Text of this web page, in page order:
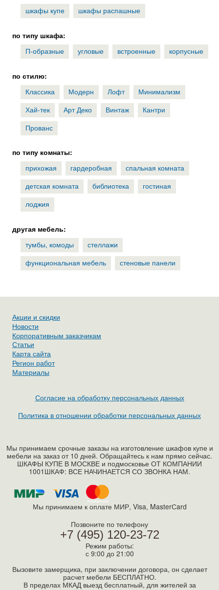
шкафы купе
шкафы распашные
по типу шкафа:
П-образные
угловые встроенные корпусные
по стилю:
Классика
Модерн Лофт
Минимализм
Хай-тек
Арт Деко Винтаж
Кантри
Прованс
по типу комнаты:
прихожая
гардеробная
спальная комната
детская комната
библиотека
гостиная
лоджия
другая мебель:
тумбы, комоды
стеллажи
функциональная мебель
стеновые панели
Акции и скидки
Новости
Корпоративным заказчикам
Статьи
Карта сайта
Регион работ
Материалы
Согласие на обработку персональных данных
Политика в отношении обработки персональных данных
Мы принимаем срочные заказы на изготовление шкафов купе и
мебели на заказ от 10 дней. Обращайтесь к нам прямо сейчас.
ШКАФЫ КУПЕ В МОСКВЕ и подмосковье ОТ КОМПАНИИ
1001ШКАФ: ВСЕ НАЧИНАЕТСЯ СО ЗВОНКА НАМ.
Мы принимаем к оплате МИР, Visa, MasterСard
Позвоните по телефону
+7 (495) 120-23-72
Режим работы:
с 9:00 до 21:00
Вызовите замерщика, при заключении договора, он сделает
расчет мебели БЕСПЛАТНО.
В пределах МКАД выезд бесплатный, для жителей за